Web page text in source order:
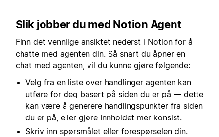
Slik jobber du med Notion Agent
Finn det vennlige ansiktet nederst i Notion for å
chatte med agenten din. Så snart du åpner en
chat med agenten, vil du kunne gjøre følgende:
Velg fra en liste over handlinger agenten kan
utføre for deg basert på siden du er på — dette
kan være å generere handlingspunkter fra siden
du er på, eller gjøre Innholdet mer konsist.
Skriv inn spørsmålet eller forespørselen din.